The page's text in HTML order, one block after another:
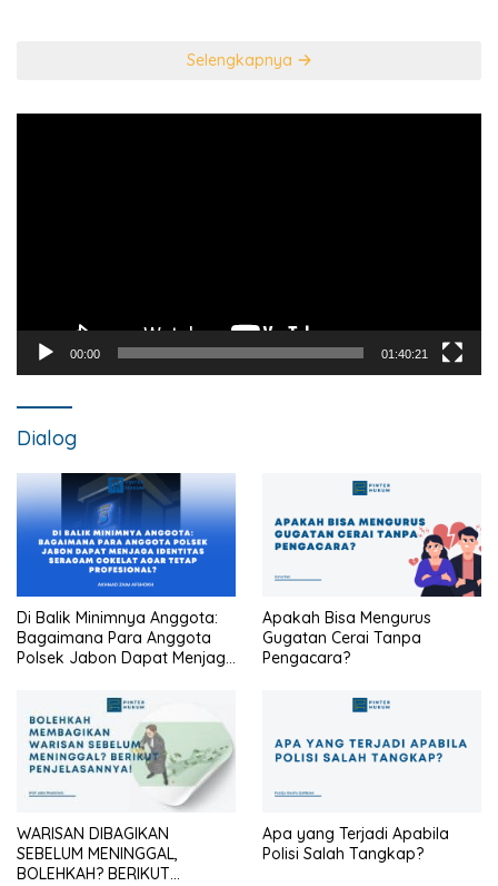
Selengkapnya
00:00 01:40:21
Dialog
Di Balik Minimnya Anggota:
Bagaimana Para Anggota
Polsek Jabon Dapat Menjaga
Agar Tetap Profesional?
Apakah Bisa Mengurus
Gugatan Cerai Tanpa
Pengacara?
WARISAN DIBAGIKAN
SEBELUM MENINGGAL,
BOLEHKAH? BERIKUT
Apa yang Terjadi Apabila
Polisi Salah Tangkap?